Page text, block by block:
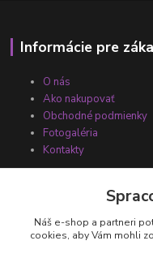
Informácie pre
O nás
Ako nakupovať
Obchodné podmienky
Fotogaléria
Kontakty
Náš e-shop a partneri
cookies, aby Vám mohli